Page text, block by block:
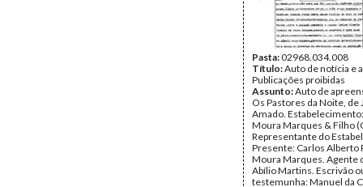
Pasta:02968.034.008
Título:Auto de notícia e
Publicações proibidas
Assunto:Auto de
Os Pastores da Noite, de
Amado.
Moura Marques & Filho
Representante do
Presente: Carlos Alberto
Moura Marques. Agente
Abílio Martins. Escrivão
testemunha: Manuel da